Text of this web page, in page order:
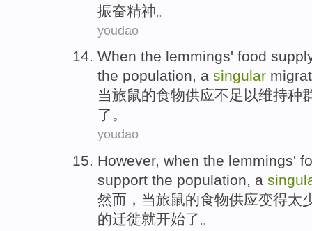
振奋精神 。
youdao
When the lemmings' food
the population, a singular
当旅鼠的食物供应不足以维持种
了。
youdao
However, when the lemmings'
support the population, a
然而 ， 当旅鼠的食物供应变得太
的迁徙就开始了。